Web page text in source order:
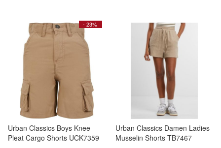
- 23%
Urban Classics Boys Knee
Pleat Cargo Shorts UCK7359
Urban Classics Damen Ladies
Musselin Shorts TB7467